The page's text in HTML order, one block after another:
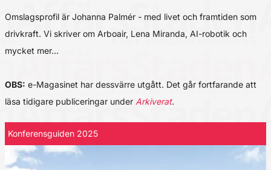
Omslagsprofil är Johanna Palmér - med livet och framtiden som
drivkraft. Vi skriver om Arboair, Lena Miranda, AI-robotik och
mycket mer…
OBS: e-Magasinet har dessvärre utgått. Det går fortfarande att
läsa tidigare publiceringar under Arkiverat.
Konferensguiden 2025